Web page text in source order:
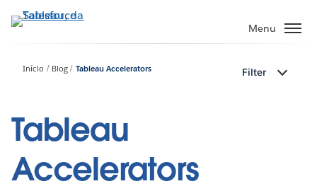
Pular
para
principal
Menu
Início Blog Tableau Accelerators Filter
Tableau
Accelerators